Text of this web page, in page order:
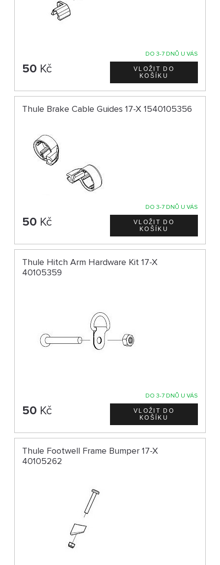
DO 3-7 DNŮ U VÁS
50 Kč
Thule Brake Cable Guides 17-X 1540105356
DO 3-7 DNŮ U VÁS
50 Kč
Thule Hitch Arm Hardware Kit 17-X
40105359
DO 3-7 DNŮ U VÁS
50 Kč
Thule Footwell Frame Bumper 17-X
40105262